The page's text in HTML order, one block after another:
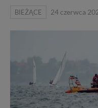
BIEŻĄCE 24 czerwca